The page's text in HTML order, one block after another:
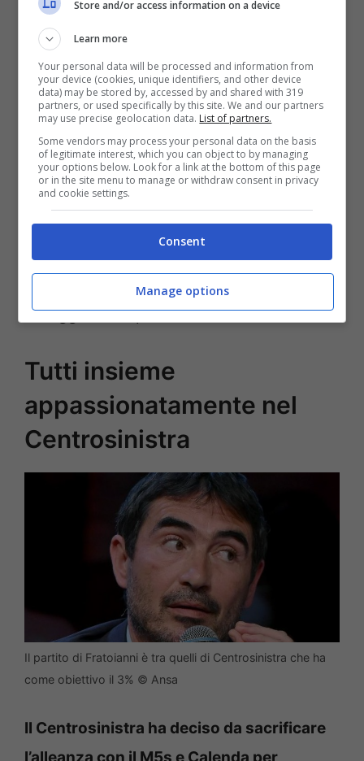
Brugnaro è a caccia del 3% in queste elezioni © Ansa
Anche il Centrodestra ha al suo interno dei
piccoli che hanno come obiettivo quello di
entrare in Parlamento con il 3%. E per
raggiungere più facilmente questo
traguardo MaurizioLupie LuigiBrugnaro
hanno deciso di unire Noi con l’Italia
Coraggio Italiaper fondareNoi moderati.
Tutti insieme
appassionatamente nel
Centrosinistra
Il partito di Fratoianni è tra quelli di Centrosinistra che ha
come obiettivo il 3% © Ansa
Il Centrosinistra ha deciso da sacrificare
Store and/or access information on a device
Learn more
Your personal data will be processed and information from
your device (cookies, unique identifiers, and other device
data) may be stored by, accessed by and shared with 319
partners, or used specifically by this site. We and our partners
may use precise geolocation data. List of partners.
Some vendors may process your personal data on the basis
of legitimate interest, which you can object to by managing
your options below. Look for a link at the bottom of this page
or in the site menu to manage or withdraw consent in privacy
and cookie settings.
Consent
Manage options